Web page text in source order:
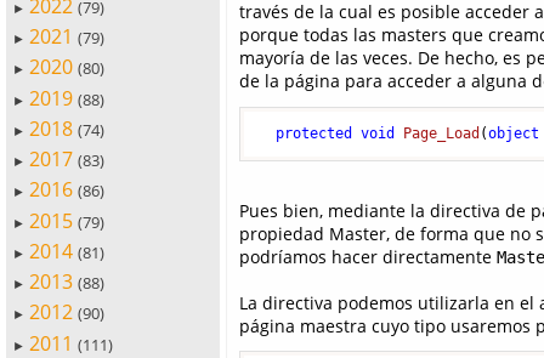
► 2022 (79)
► 2021 (79)
► 2020 (80)
► 2019 (88)
► 2018 (74)
► 2017 (83)
► 2016 (86)
► 2015 (79)
► 2014 (81)
► 2013 (88)
► 2012 (90)
► 2011 (111)
través de la cual es posible acceder
porque todas las masters que
mayoría de las veces. De hecho, es
de la página para acceder a alguna
protected void Page_Load (object
Pues bien, mediante la directiva de
propiedad Master, de forma que no
podríamos hacer directamente
La directiva podemos utilizarla en el
página maestra cuyo tipo usaremos